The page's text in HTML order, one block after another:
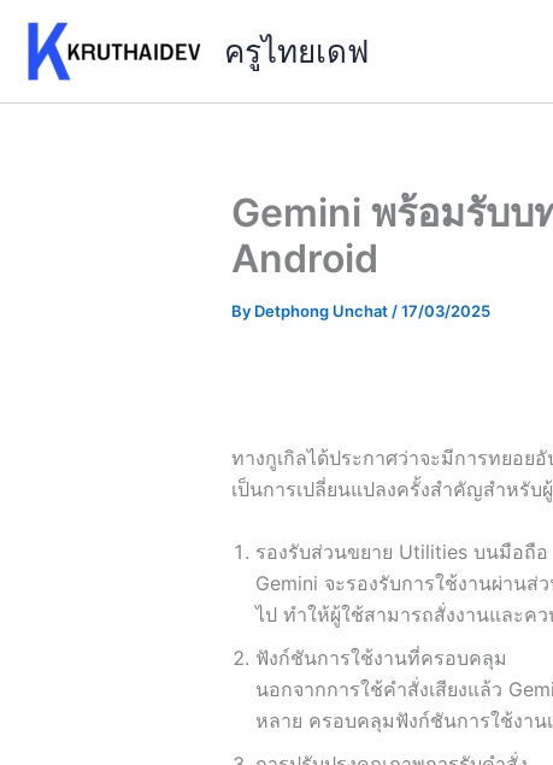
content
ครูไทยเดฟ
Gemini พร้อมรับ
Android
By Detphong Unchat /17/03/2025
ทางกูเกิลได้ประกาศว่าจะมีการทยอย
เป็นการเปลี่ยนแปลงครั้งสำคัญสำหรั
รองรับส่วนขยาย Utilities บนมือถือ
Gemini จะรองรับการใช้งานผ่าน
ไป ทำให้ผู้ใช้สามารถสั่งงานและค
ฟังก์ชันการใช้งานที่ครอบคลุม
นอกจากการใช้คำสั่งเสียงแล้ว
หลาย ครอบคลุมฟังก์ชันการใช้งาน